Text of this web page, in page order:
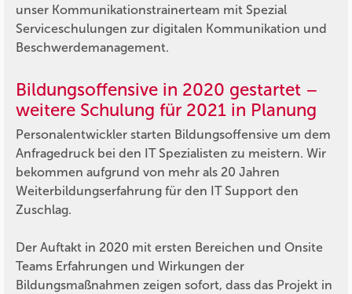
unser Kommunikationstrainerteam mit Spezial
Serviceschulungen zur digitalen Kommunikation und
Beschwerdemanagement.
Bildungsoffensive in 2020 gestartet –
weitere Schulung für 2021 in Planung
Personalentwickler starten Bildungsoffensive um dem
Anfragedruck bei den IT Spezialisten zu meistern. Wir
bekommen aufgrund von mehr als 20 Jahren
Weiterbildungserfahrung für den IT Support den
Zuschlag.
Der Auftakt in 2020 mit ersten Bereichen und Onsite
Teams Erfahrungen und Wirkungen der
Bildungsmaßnahmen zeigen sofort, dass das Projekt in